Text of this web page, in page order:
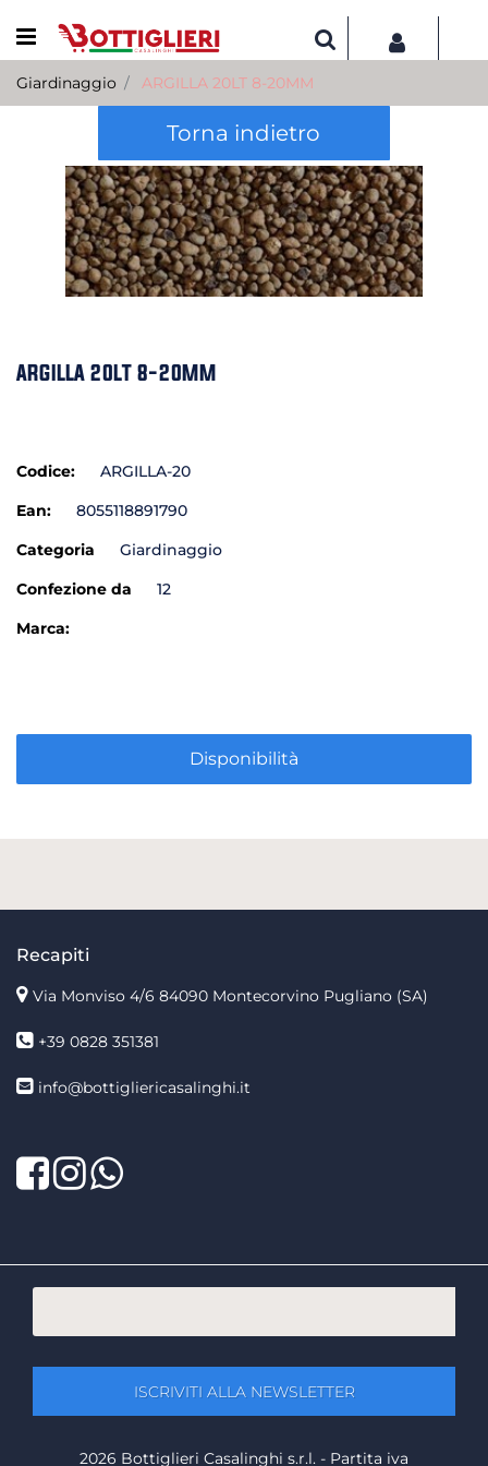
Open menu
Giardinaggio ARGILLA 20LT 8-20MM
Torna indietro
ARGILLA 20LT 8-20MM
Codice:
ARGILLA-20
Ean:
8055118891790
Categoria
Giardinaggio
Confezione da
12
Marca:
Disponibilità
Recapiti
Via Monviso 4/6 84090 Montecorvino Pugliano (SA)
+39 0828 351381
info@bottigliericasalinghi.it
Facebook
TwitterLinkedIn
2026 Bottiglieri Casalinghi s.r.l. - Partita iva